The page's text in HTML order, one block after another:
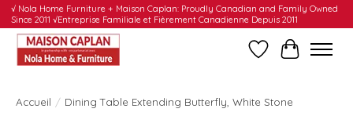
√ Nola Home Furniture + Maison Caplan: Proudly Canadian and Family Owned
Since 2011 √Entreprise Familiale et Fièrement Canadienne Depuis 2011
Liste dePanier
Accueil / Dining Table Extending Butterfly, White Stone